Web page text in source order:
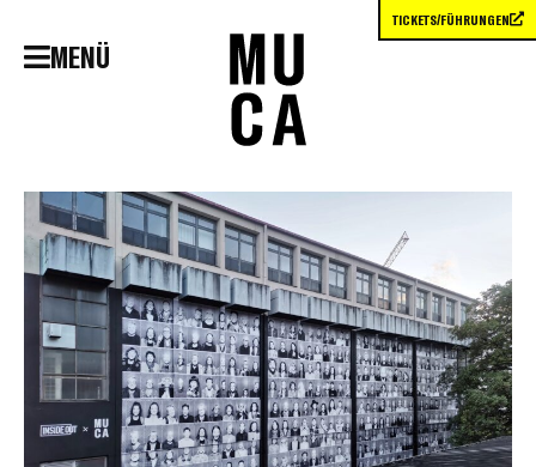
MENÜ
TICKETS/FÜHRUNGEN